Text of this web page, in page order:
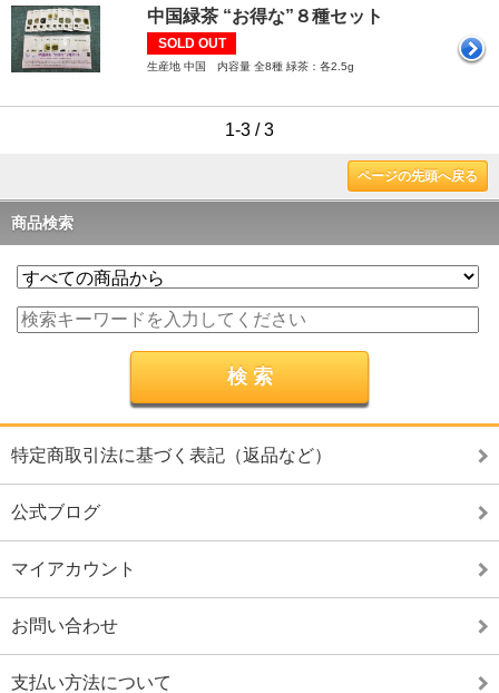
中国緑茶 “お得な”８種セット
SOLD OUT
生産地 中国 内容量 全8種 緑茶：各2.5g
1-3 / 3
ページの先頭へ戻る
商品検索
特定商取引法に基づく表記（返品など）
公式ブログ
マイアカウント
お問い合わせ
支払い方法について